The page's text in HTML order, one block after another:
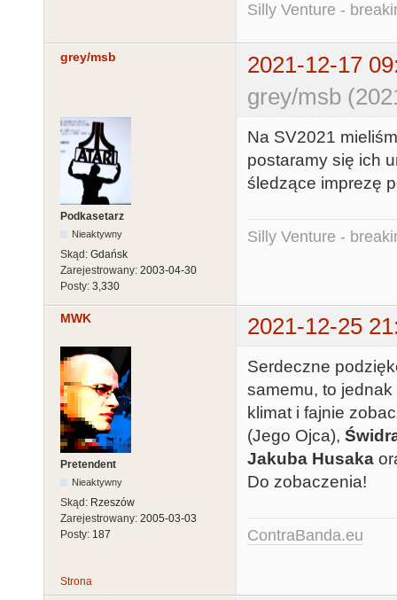
Silly Venture -
grey/msb
2021-12-17
grey/msb
Podkasetarz
Nieaktywny
Skąd: Gdańsk
Zarejestrowany: 2003-04-30
Posty: 3,330
Na SV2021
postaramy się ich
śledzące imprezę
Silly Venture -
MWK 2021-12-25
Pretendent
Nieaktywny
Skąd: Rzeszów
Zarejestrowany: 2005-03-03
Posty: 187
Serdeczne
samemu, to
klimat i fajnie
(Jego Ojca),
Jakuba Husaka
Do zobaczenia!
ContraBanda.eu
Strona